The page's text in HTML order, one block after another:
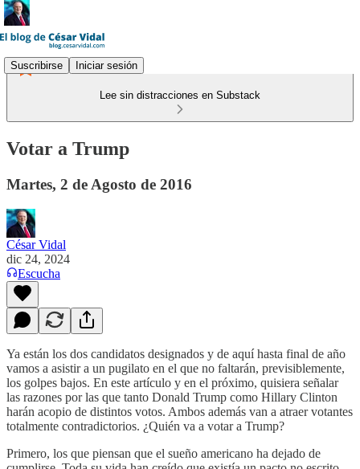
Suscribirse Iniciar sesión
Lee sin distracciones en Substack
Votar a Trump
Martes, 2 de Agosto de 2016
César Vidal
dic 24, 2024
Escucha
Ya están los dos candidatos designados y de aquí hasta final de año
vamos a asistir a un pugilato en el que no faltarán, previsiblemente,
los golpes bajos. En este artículo y en el próximo, quisiera señalar
las razones por las que tanto Donald Trump como Hillary Clinton
harán acopio de distintos votos. Ambos además van a atraer votantes
totalmente contradictorios. ¿Quién va a votar a Trump?
Primero, los que piensan que el sueño americano ha dejado de